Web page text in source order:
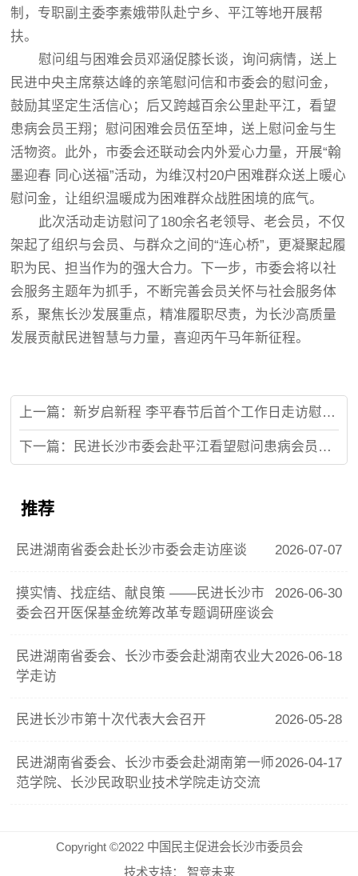
制，专职副主委李素娥带队赴宁乡、平江等地开展帮
扶。
慰问组与困难会员邓涵促膝长谈，询问病情，送上
民进中央主席蔡达峰的亲笔慰问信和市委会的慰问金，
鼓励其坚定生活信心；后又跨越百余公里赴平江，看望
患病会员王翔；慰问困难会员伍至坤，送上慰问金与生
活物资。此外，市委会还联动会内外爱心力量，开展“翰
墨迎春 同心送福”活动，为维汉村20户困难群众送上暖心
慰问金，让组织温暖成为困难群众战胜困境的底气。
此次活动走访慰问了180余名老领导、老会员，不仅
架起了组织与会员、与群众之间的“连心桥”，更凝聚起履
职为民、担当作为的强大合力。下一步，市委会将以社
会服务主题年为抓手，不断完善会员关怀与社会服务体
系，聚焦长沙发展重点，精准履职尽责，为长沙高质量
发展贡献民进智慧与力量，喜迎丙午马年新征程。
上一篇：新岁启新程 李平春节后首个工作日走访慰问机关干部并部署2026年工作
下一篇：民进长沙市委会赴平江看望慰问患病会员王翔
推荐
民进湖南省委会赴长沙市委会走访座谈 2026-07-07
摸实情、找症结、献良策 ——民进长沙市
委会召开医保基金统筹改革专题调研座谈会
2026-06-30
民进湖南省委会、长沙市委会赴湖南农业大
学走访
2026-06-18
民进长沙市第十次代表大会召开 2026-05-28
民进湖南省委会、长沙市委会赴湖南第一师
范学院、长沙民政职业技术学院走访交流
2026-04-17
Copyright ©2022 中国民主促进会长沙市委员会
技术支持：
智竞未来